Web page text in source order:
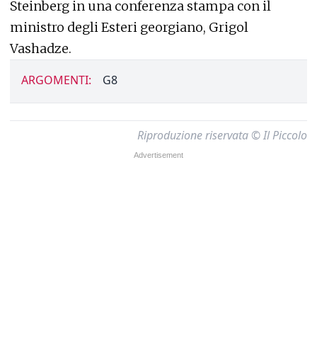
Steinberg in una conferenza stampa con il
ministro degli Esteri georgiano, Grigol
Vashadze.
ARGOMENTI: G8
Riproduzione riservata © Il Piccolo